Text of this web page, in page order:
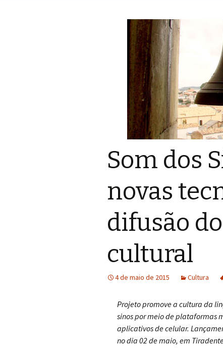
Som dos
novas
difusão
cultural
4 de maio de 2015 Cultura
Projeto promove a cultura da
sinos por meio de plataformas
aplicativos de celular.
no dia 02 de maio, em